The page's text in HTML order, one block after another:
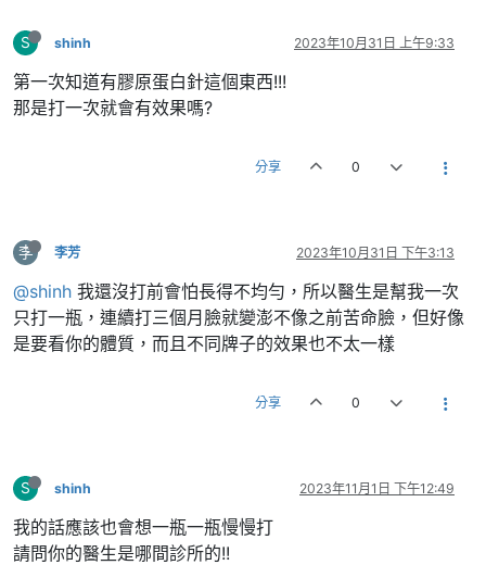
S shinh 2023年10月31日 上午9:33
第一次知道有膠原蛋白針這個東西!!!
那是打一次就會有效果嗎?
分享 0
李 李芳 2023年10月31日 下午3:13
@shinh 我還沒打前會怕長得不均勻，所以醫生是幫我一次
只打一瓶，連續打三個月臉就變澎不像之前苦命臉，但好像
是要看你的體質，而且不同牌子的效果也不太一樣
分享 0
S shinh 2023年11月1日 下午12:49
我的話應該也會想一瓶一瓶慢慢打
請問你的醫生是哪間診所的!!